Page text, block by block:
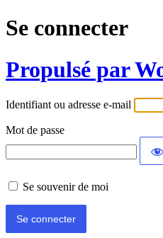
Se connecter
Propulsé par
Identifiant ou adresse e-mail
Mot de passe
Se souvenir de moi